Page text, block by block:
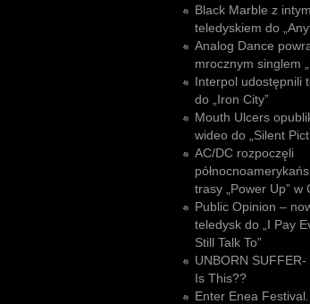
Black Marble z
teledyskiem do
Analog Dance
mrocznym singlem
Interpol udostępnili
do „Iron City”
Mouth Ulcers
wideo do „Silent
AC/DC rozpoczęli
trasy „Power Up” w
Public Opinion –
teledysk do „I Pay
Still Talk To”
UNBORN
Is This??
Enter Enea